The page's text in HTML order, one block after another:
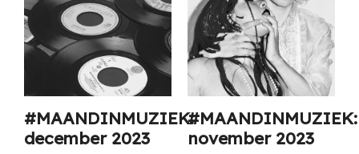
#MAANDINMUZIEK:
december 2023
#MAANDINMUZIEK:
november 2023